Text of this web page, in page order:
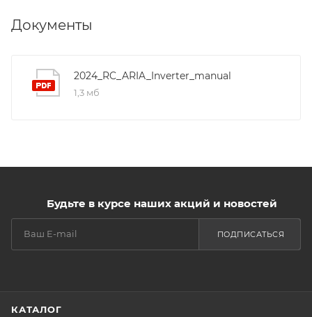
Документы
2024_RC_ARIA_Inverter_manual
1,3 мб
Будьте в курсе наших акций и новостей
ПОДПИСАТЬСЯ
КАТАЛОГ